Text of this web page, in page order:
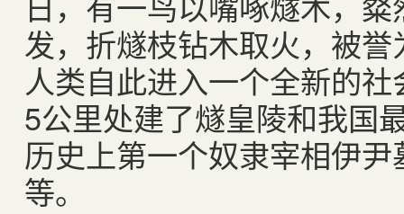
发，折燧枝钻木取火，被
人类自此进入一个全新的
5公里处建了燧皇陵和我国
历史上第一个奴隶宰相伊
等。